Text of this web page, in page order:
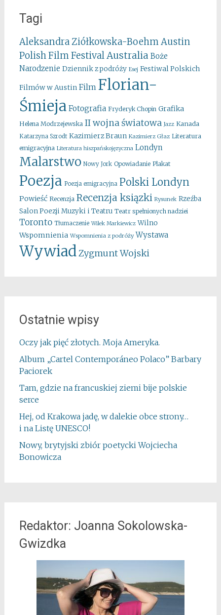
Tagi
Aleksandra Ziółkowska-Boehm Austin
Polish Film FestivalAustralia Boże
Narodzenie Dziennik z podróży Esej Festiwal Polskich
Filmów w Austin Film Florian-
Śmieja Fotografia Fryderyk Chopin Grafika
Helena Modrzejewska II wojna światowa Jazz Kanada
Katarzyna Szrodt Kazimierz Braun Kazimierz Głaz Literatura
emigracyjna Literatura hiszpańskojęzyczna Londyn
Malarstwo Nowy Jork Opowiadanie Plakat
Poezja Poezja emigracyjna Polski Londyn
Powieść Recenzja Recenzja ksiązki Rysunek Rzeźba
Salon Poezji Muzyki i Teatru Teatr spełnionych nadziei
Toronto Tłumaczenie Wilek Markiewicz Wilno
Wspomnienia Wspomnienia z podróży Wystawa
WywiadZygmunt Wojski
Ostatnie wpisy
Oczy jak pięć złotych. Moja Ameryka.
Album „Cartel Contemporáneo Polaco” Barbary
Paciorek
Tam, gdzie na francuskiej ziemi bije polskie
serce
Hej, od Krakowa jadę, w dalekie obce strony…
i na Listę UNESCO!
Nowy, brytyjski zbiór poetycki Wojciecha
Bonowicza
Redaktor: Joanna Sokolowska-
Gwizdka